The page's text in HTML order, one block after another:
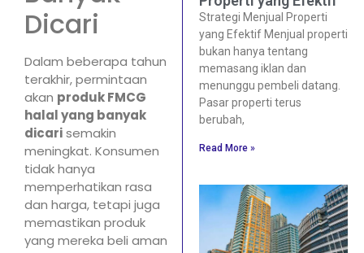
Dicari
Dalam beberapa tahun
terakhir, permintaan
akan produk FMCG
halal yang banyak
dicarisemakin
meningkat. Konsumen
tidak hanya
memperhatikan rasa
dan harga, tetapi juga
memastikan produk
yang mereka beli aman
Strategi Menjual Properti
yang Efektif Menjual properti
bukan hanya tentang
memasang iklan dan
menunggu pembeli datang.
Pasar properti terus
berubah,
Read More »